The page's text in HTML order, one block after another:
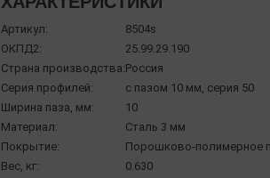
Артикул:
8504s
ОКПД2:
25.99.29.190
Страна производства:Россия
Серия профилей:
с пазом 10 мм, серия 50
Ширина паза, мм:
10
Материал:
Сталь 3 мм
Покрытие:
Порошково-полимерное
Вес, кг:
0.630